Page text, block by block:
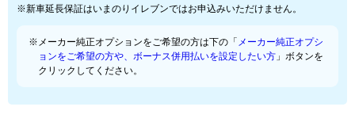
※新車延長保証はいまのりイレブンではお申込みいただけません。
※メーカー純正オプションをご希望の方は下の「 メーカー純正オプシ
ョンをご希望の方や、ボーナス併用払いを設定したい方 」ボタンを
クリックしてください。